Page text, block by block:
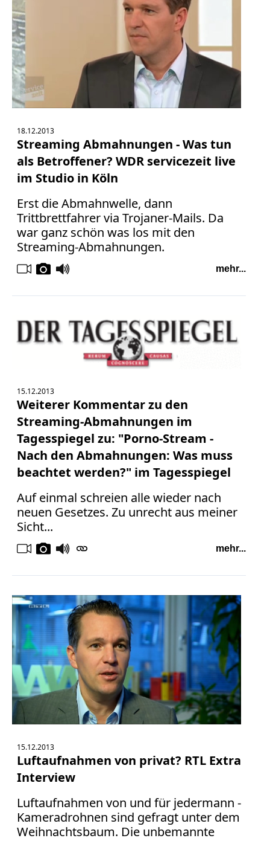
18.12.2013
Streaming Abmahnungen - Was tun
als Betroffener? WDR servicezeit live
im Studio in Köln
Erst die Abmahnwelle, dann
Trittbrettfahrer via Trojaner-Mails. Da
war ganz schön was los mit den
Streaming-Abmahnungen.
mehr...
15.12.2013
Weiterer Kommentar zu den
Streaming-Abmahnungen im
Tagesspiegel zu: "Porno-Stream -
Nach den Abmahnungen: Was muss
beachtet werden?" im Tagesspiegel
Auf einmal schreien alle wieder nach
neuen Gesetzes. Zu unrecht aus meiner
Sicht...
mehr...
15.12.2013
Luftaufnahmen von privat? RTL Extra
Interview
Luftaufnahmen von und für jedermann -
Kameradrohnen sind gefragt unter dem
Weihnachtsbaum. Die unbemannte